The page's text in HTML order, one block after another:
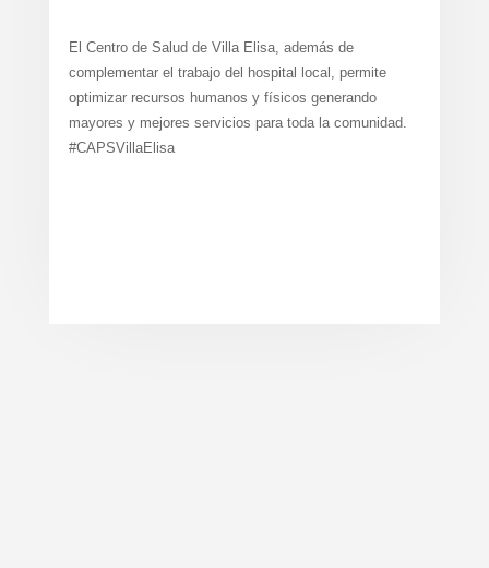
El Centro de Salud de Villa Elisa, además de
complementar el trabajo del hospital local, permite
optimizar recursos humanos y físicos generando
mayores y mejores servicios para toda la comunidad.
#CAPSVillaElisa